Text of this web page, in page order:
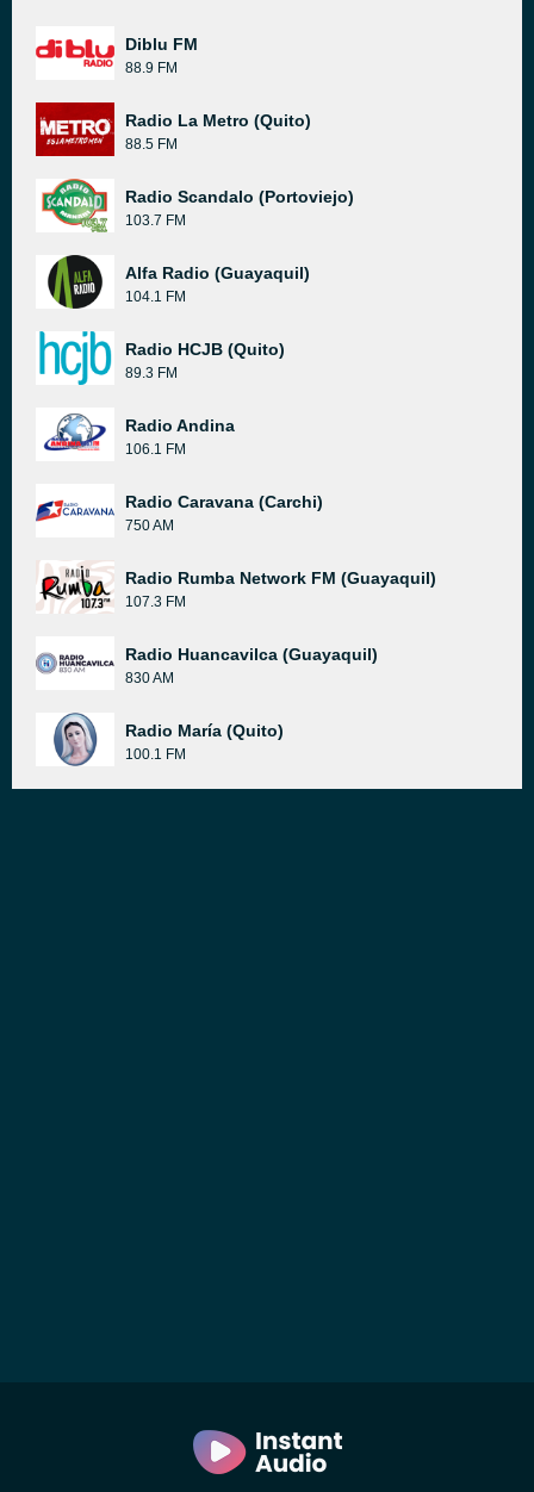
Diblu FM
88.9 FM
Radio La Metro (Quito)
88.5 FM
Radio Scandalo (Portoviejo)
103.7 FM
Alfa Radio (Guayaquil)
104.1 FM
Radio HCJB (Quito)
89.3 FM
Radio Andina
106.1 FM
Radio Caravana (Carchi)
750 AM
Radio Rumba Network FM (Guayaquil)
107.3 FM
Radio Huancavilca (Guayaquil)
830 AM
Radio María (Quito)
100.1 FM